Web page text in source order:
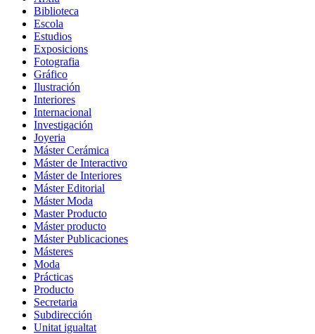
Biblioteca
Escola
Estudios
Exposicions
Fotografia
Gráfico
Ilustración
Interiores
Internacional
Investigación
Joyeria
Máster Cerámica
Máster de Interactivo
Máster de Interiores
Máster Editorial
Máster Moda
Master Producto
Máster producto
Máster Publicaciones
Másteres
Moda
Prácticas
Producto
Secretaria
Subdirección
Unitat igualtat